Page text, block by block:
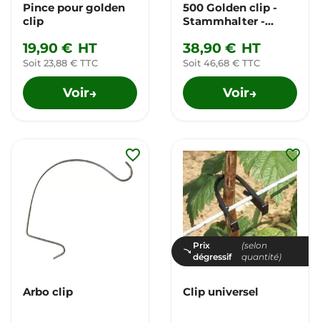
Pince pour golden
clip
19,90 € HT
Soit 23,88 € TTC
Voir→
500 Golden clip -
Stammhalter -
38,90 € HT
Soit 46,68 € TTC
Voir→
Arbo clip
favorite_border
Prix
dégressif
(selon
quantité)
Clip universel
favorite_border